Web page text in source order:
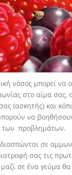
νόσος μπορεί να
στο αίμα σας,
(ασκητής) και
να
των προβλημάτων.
σε
σας τις
σε ένα γεύμα θα